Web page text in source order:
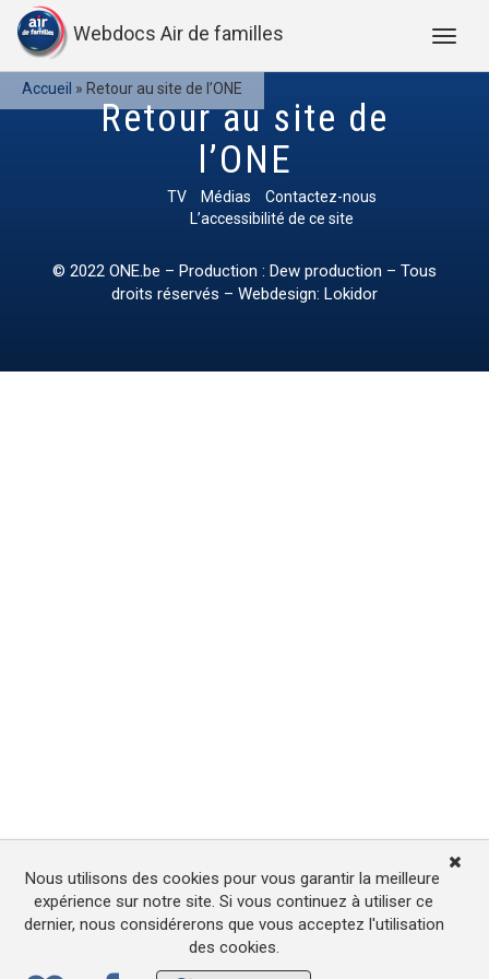
Webdocs Air de familles
Accueil » Retour au site de l’ONE
Retour au site de
l’ONE
TV Médias
Contactez-nous
L’accessibilité de ce site
© 2022 ONE.be – Production : Dew production – Tous
droits réservés – Webdesign: Lokidor
Nous utilisons des cookies pour vous garantir la meilleure
expérience sur notre site. Si vous continuez à utiliser ce
dernier, nous considérerons que vous acceptez l'utilisation
des cookies.